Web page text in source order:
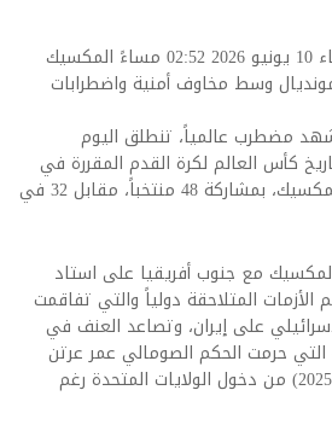
اخبار العرب -كندا 24: الأربعاء 10 يونيو 2026 02:52 مساءً المكسيك
وسط مخاوف أمنية واضطرابات
مضطرب عالمياً، تنطلق اليوم
كأس العالم لكرة القدم المقررة في
الولايات المتحدة وكندا والمكسيك، بمشاركة 48 منتخباً، مقابل 32 في
المكسيك مع جنوب أفريقيا على استاد
الأزمات المتلاحقة دولياً والتي تفاقمت
على إيران، وتصاعد العنف في
التي حرمت الحكم الصومالي عمر عرتن
(الأفضل في أفريقيا لعام 2025) من دخول الولايات المتحدة رغم